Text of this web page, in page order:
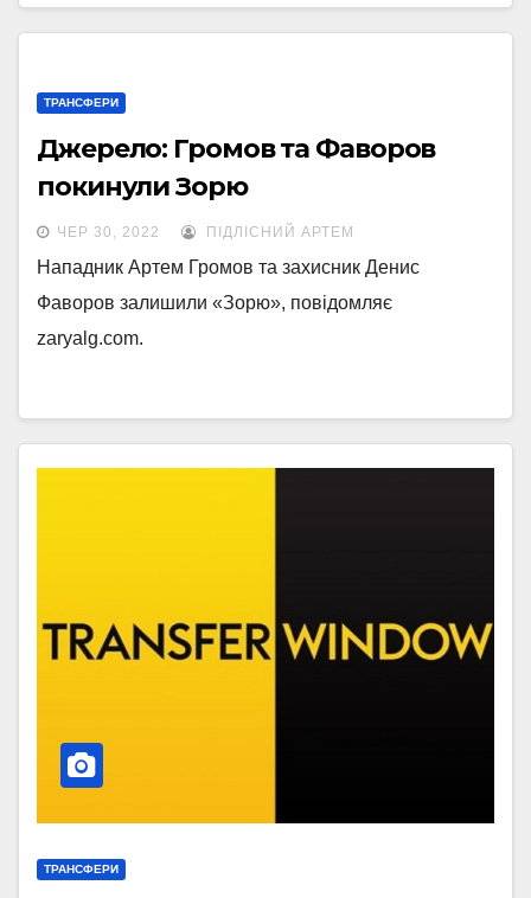
ТРАНСФЕРИ
Джерело: Громов та Фаворов
покинули Зорю
ЧЕР 30, 2022 ПІДЛІСНИЙ АРТЕМ
Нападник Артем Громов та захисник Денис
Фаворов залишили «Зорю», повідомляє
zaryalg.com.
ТРАНСФЕРИ